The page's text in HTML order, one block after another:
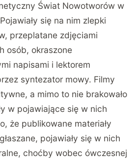
Świat Nowotworów w
się na nim zlepki
przeplatane zdjęciami
osób, okraszone
napisami i lektorem
syntezator mowy. Filmy
a mimo to nie brakowało
w pojawiające się w nich
że publikowane materiały
pojawiały się w nich
choćby wobec ówczesnej